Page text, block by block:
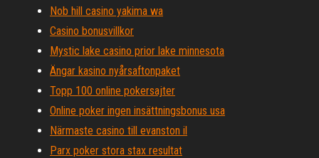
Nob hill casino yakima wa
Casino bonusvillkor
Mystic lake casino prior lake minnesota
Ängar kasino nyårsaftonpaket
Topp 100 online pokersajter
Online poker ingen insättningsbonus usa
Närmaste casino till evanston il
Parx poker stora stax resultat